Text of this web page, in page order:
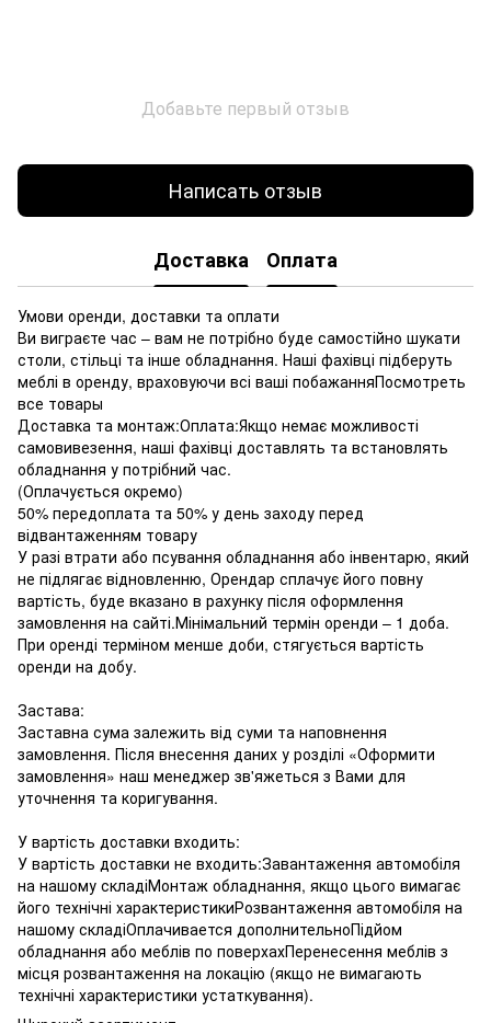
Добавьте первый отзыв
Написать отзыв
Доставка Оплата
Умови оренди, доставки та оплати
Ви виграєте час – вам не потрібно буде самостійно шукати
столи, стільці та інше обладнання. Наші фахівці підберуть
меблі в оренду, враховуючи всі ваші побажанняПосмотреть
все товары
Доставка та монтаж:Оплата:Якщо немає можливості
самовивезення, наші фахівці доставлять та встановлять
обладнання у потрібний час.
(Оплачується окремо)
50% передоплата та 50% у день заходу перед
відвантаженням товару
У разі втрати або псування обладнання або інвентарю, який
не підлягає відновленню, Орендар сплачує його повну
вартість, буде вказано в рахунку після оформлення
замовлення на сайті.Мінімальний термін оренди – 1 доба.
При оренді терміном менше доби, стягується вартість
оренди на добу.
Застава:
Заставна сума залежить від суми та наповнення
замовлення. Після внесення даних у розділі «Оформити
замовлення» наш менеджер зв'яжеться з Вами для
уточнення та коригування.
У вартість доставки входить:
У вартість доставки не входить:Завантаження автомобіля
на нашому складіМонтаж обладнання, якщо цього вимагає
його технічні характеристикиРозвантаження автомобіля на
нашому складіОплачивается дополнительноПідйом
обладнання або меблів по поверхахПеренесення меблів з
місця розвантаження на локацію (якщо не вимагають
технічні характеристики устаткування).